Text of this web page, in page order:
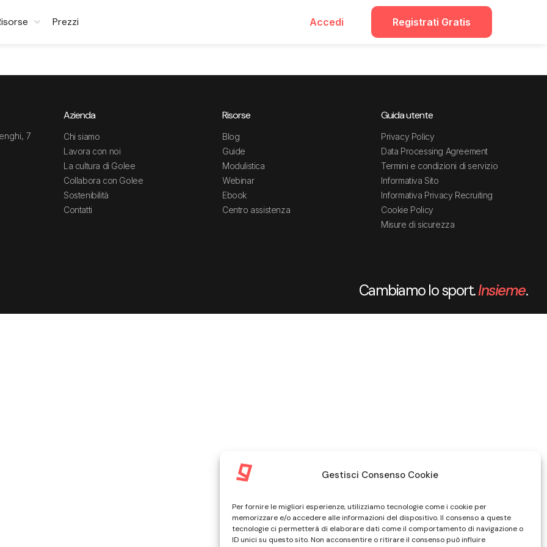
Gestisci Consenso Cookie
Per fornire le migliori esperienze, utilizziamo tecnologie come i cookie per
memorizzare e/o accedere alle informazioni del dispositivo. Il consenso a queste
tecnologie ci permetterà di elaborare dati come il comportamento di navigazione o
ID unici su questo sito. Non acconsentire o ritirare il consenso può influire
Prezzi Accedi Registrati Gratis
7
Azienda
Chi siamo
Lavora con noi
La cultura di Golee
Collabora con Golee
Sostenibilità
Contatti
Risorse
Blog
Guide
Modulistica
Webinar
Ebook
Centro assistenza
Guida utente
Privacy Policy
Data Processing Agreement
Termini e condizioni di servizio
Informativa Sito
Informativa Privacy Recruiting
Cookie Policy
Misure di sicurezza
Cambiamo lo sport.Insieme.